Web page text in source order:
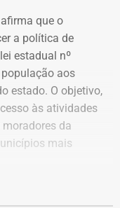
do subsecretário
visitas a
Mas os
Há viagens
ou até
em missões
em 2014 — Foto:
e
morte de
fake news
tratam de
sobre prisões
políticos,
Municipal do
número de
Martins com
afirma que o
a política de
estadual nº
aos
estado. O objetivo,
às atividades
da
mais
o contrato nº